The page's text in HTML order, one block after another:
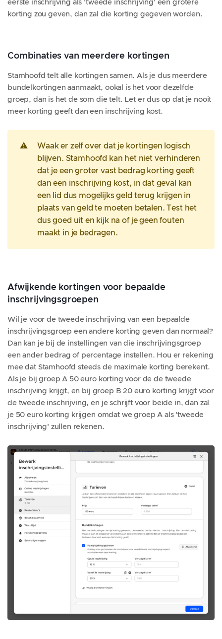
eerste inschrijving als 'tweede inschrijving' een grotere
korting zou geven, dan zal die korting gegeven worden.
Combinaties van meerdere kortingen
Stamhoofd telt alle kortingen samen. Als je dus meerdere
bundelkortingen aanmaakt, ookal is het voor dezelfde
groep, dan is het de som die telt. Let er dus op dat je nooit
meer korting geeft dan een inschrijving kost.
⚠️
Waak er zelf over dat je kortingen logisch
blijven. Stamhoofd kan het niet verhinderen
dat je een groter vast bedrag korting geeft
dan een inschrijving kost, in dat geval kan
een lid dus mogelijks geld terug krijgen in
plaats van geld te moeten betalen. Test het
dus goed uit en kijk na of je geen fouten
maakt in je bedragen.
Afwijkende kortingen voor bepaalde
inschrijvingsgroepen
Wil je voor de tweede inschrijving van een bepaalde
inschrijvingsgroep een andere korting geven dan normaal?
Dan kan je bij de instellingen van die inschrijvingsgroep
een ander bedrag of percentage instellen. Hou er rekening
mee dat Stamhoofd steeds de maximale korting berekent.
Als je bij groep A 50 euro korting voor de de tweede
inschrijving krijgt, en bij groep B 20 euro korting krijgt voor
de tweede inschrijving, en je schrijft voor beide in, dan zal
je 50 euro korting krijgen omdat we groep A als 'tweede
inschrijving' zullen rekenen.